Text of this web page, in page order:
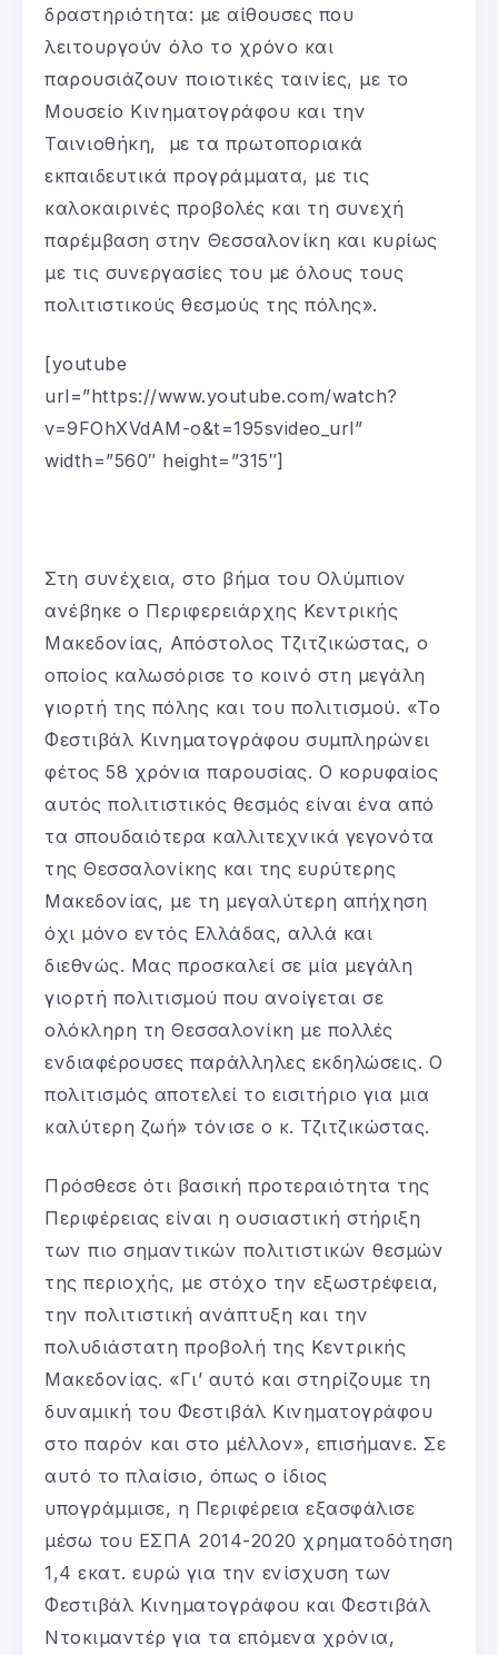
δραστηριότητα: με αίθουσες που
λειτουργούν όλο το χρόνο και
παρουσιάζουν ποιοτικές ταινίες, με το
Μουσείο Κινηματογράφου και την
Ταινιοθήκη, με τα πρωτοποριακά
εκπαιδευτικά προγράμματα, με τις
καλοκαιρινές προβολές και τη συνεχή
παρέμβαση στην Θεσσαλονίκη και κυρίως
με τις συνεργασίες του με όλους τους
πολιτιστικούς θεσμούς της πόλης».
[youtube
url=”https://www.youtube.com/watch?
v=9FOhXVdAM-o&t=195svideo_url”
width=”560″ height=”315″]
Στη συνέχεια, στο βήμα του Ολύμπιον
ανέβηκε ο Περιφερειάρχης Κεντρικής
Μακεδονίας, Απόστολος Τζιτζικώστας, ο
οποίος καλωσόρισε το κοινό στη μεγάλη
γιορτή της πόλης και του πολιτισμού. «Το
Φεστιβάλ Κινηματογράφου συμπληρώνει
φέτος 58 χρόνια παρουσίας. Ο κορυφαίος
αυτός πολιτιστικός θεσμός είναι ένα από
τα σπουδαιότερα καλλιτεχνικά γεγονότα
της Θεσσαλονίκης και της ευρύτερης
Μακεδονίας, με τη μεγαλύτερη απήχηση
όχι μόνο εντός Ελλάδας, αλλά και
διεθνώς. Μας προσκαλεί σε μία μεγάλη
γιορτή πολιτισμού που ανοίγεται σε
ολόκληρη τη Θεσσαλονίκη με πολλές
ενδιαφέρουσες παράλληλες εκδηλώσεις. Ο
πολιτισμός αποτελεί το εισιτήριο για μια
καλύτερη ζωή» τόνισε ο κ. Τζιτζικώστας.
Πρόσθεσε ότι βασική προτεραιότητα της
Περιφέρειας είναι η ουσιαστική στήριξη
των πιο σημαντικών πολιτιστικών θεσμών
της περιοχής, με στόχο την εξωστρέφεια,
την πολιτιστική ανάπτυξη και την
πολυδιάστατη προβολή της Κεντρικής
Μακεδονίας. «Γι’ αυτό και στηρίζουμε τη
δυναμική του Φεστιβάλ Κινηματογράφου
στο παρόν και στο μέλλον», επισήμανε. Σε
αυτό το πλαίσιο, όπως ο ίδιος
υπογράμμισε, η Περιφέρεια εξασφάλισε
μέσω του ΕΣΠΑ 2014-2020 χρηματοδότηση
1,4 εκατ. ευρώ για την ενίσχυση των
Φεστιβάλ Κινηματογράφου και Φεστιβάλ
Ντοκιμαντέρ για τα επόμενα χρόνια,